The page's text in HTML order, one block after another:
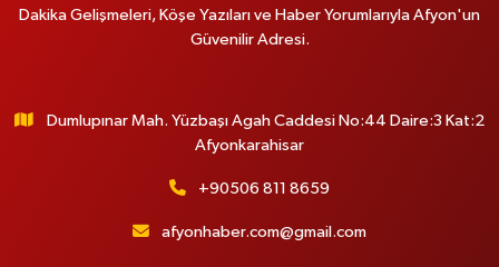
Dakika Gelişmeleri, Köşe Yazıları ve Haber Yorumlarıyla Afyon'un
Güvenilir Adresi.
Dumlupınar Mah. Yüzbaşı Agah Caddesi No:44 Daire:3 Kat:2
Afyonkarahisar
+90506 811 8659
afyonhaber.com@gmail.com